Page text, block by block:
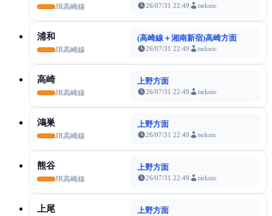
JR高崎線 26/07/31 22:49 tsrknic
浦和
JR高崎線
(高崎線＋湘南新宿)高崎方面
26/07/31 22:49 tsrknic
高崎
JR高崎線
上野方面
26/07/31 22:49 tsrknic
鴻巣
JR高崎線
上野方面
26/07/31 22:49 tsrknic
熊谷
JR高崎線
上野方面
26/07/31 22:49 tsrknic
上尾 上野方面